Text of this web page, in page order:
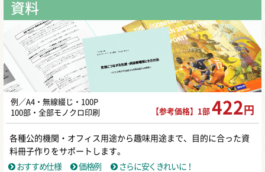
資料
例／A4・無線綴じ・100P
100部・全部モノクロ印刷
【参考価格】1部 422 円
各種公的機関・オフィス用途から趣味用途まで、目的に合った資
料冊子作りをサポートします。
おすすめ仕様
価格例 さらに安くきれいに！